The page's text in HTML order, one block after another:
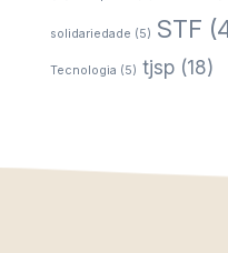
solidariedade (5) STF
Tecnologia (5) tjsp (18)